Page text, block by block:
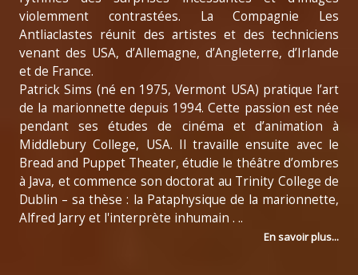
violemment contrastées. La Compagnie Les
Antliaclastes réunit des artistes et des techniciens
venant des USA, d’Allemagne, d’Angleterre, d’Irlande
et de France.
Patrick Sims (né en 1975, Vermont USA) pratique l’art
de la marionnette depuis 1994. Cette passion est née
pendant ses études de cinéma et d’animation à
Middlebury College, USA. Il travaille ensuite avec le
Bread and Puppet Theater, étudie le théâtre d’ombres
à Java, et commence son doctorat au Trinity College de
Dublin – sa thèse : la Pataphysique de la marionnette,
Alfred Jarry et l'interprète inhumain . ..
En savoir plus...